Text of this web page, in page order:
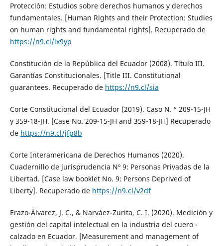
Protección: Estudios sobre derechos humanos y derechos
fundamentales. [Human Rights and their Protection: Studies
on human rights and fundamental rights]. Recuperado de
https://n9.cl/lx9yp
Constitución de la República del Ecuador (2008). Título III.
Garantías Constitucionales. [Title III. Constitutional
guarantees. Recuperado de https://n9.cl/sia
Corte Constitucional del Ecuador (2019). Caso N. ° 209-15-JH
y 359-18-JH. [Case No. 209-15-JH and 359-18-JH] Recuperado
de https://n9.cl/jfp8b
Corte Interamericana de Derechos Humanos (2020).
Cuadernillo de jurisprudencia Nº 9: Personas Privadas de la
Libertad. [Case law booklet No. 9: Persons Deprived of
Liberty]. Recuperado de https://n9.cl/v2df
Erazo-Álvarez, J. C., & Narváez-Zurita, C. I. (2020). Medición y
gestión del capital intelectual en la industria del cuero -
calzado en Ecuador. [Measurement and management of